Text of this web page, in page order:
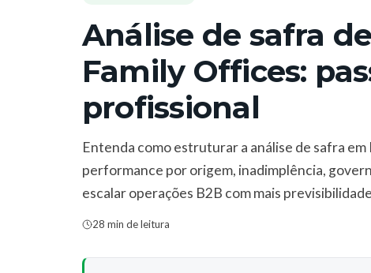
Análise de safra
Family Offices:
profissional
Entenda como estruturar a análise de safra
performance por origem, inadimplência,
escalar operações B2B com mais
28 min de leitura